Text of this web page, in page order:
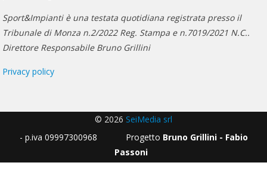
Sport&Impianti è una testata quotidiana registrata presso il
Tribunale di Monza n.2/2022 Reg. Stampa e n.7019/2021 N.C..
Direttore Responsabile Bruno Grillini
Privacy policy
© 2026 SeiMedia srl
- p.iva 09997300968 Progetto Bruno Grillini - Fabio
Passoni